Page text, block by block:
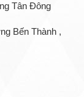
Tân Đông
Bến Thành ,